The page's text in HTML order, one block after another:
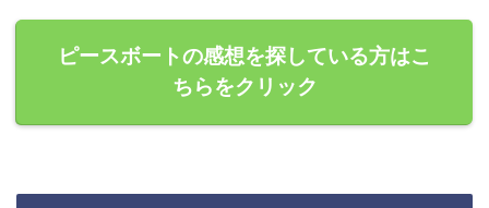
ピースボートの感想を探している方はこ
ちらをクリック